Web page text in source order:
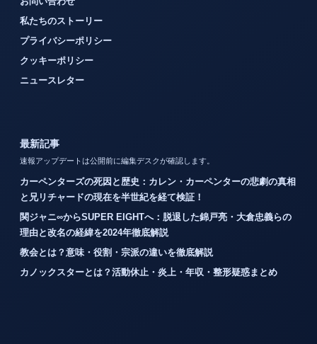
私たちのストーリー
プライバシーポリシー
クッキーポリシー
ニュースレター
最新記事
速報アップデートは公開前に編集デスクが確認します。
カーペンターズの死因と歴史：カレン・カーペンターの悲劇の真相
と兄リチャードの現在を半世紀を経て検証！
関ジャニ∞からSUPER EIGHTへ：脱退した錦戸亮・大倉忠義らの
理由と改名の経緯を2024年徹底解説
教会とは？意味・役割・宗派の違いを徹底解説
カノックスターとは？活動休止・炎上・年収・整形疑惑まとめ